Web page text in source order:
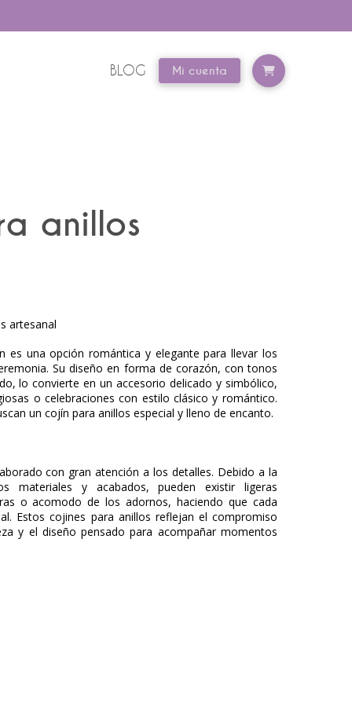
BLOG Mi cuenta
anillos
artesanal
es una opción romántica y elegante para llevar los
Su diseño en forma de corazón, con tonos
lo convierte en un accesorio delicado y simbólico,
o celebraciones con estilo clásico y romántico.
un cojín para anillos especial y lleno de encanto.
con gran atención a los detalles. Debido a la
materiales y acabados, pueden existir ligeras
o acomodo de los adornos, haciendo que cada
Estos cojines para anillos reflejan el compromiso
y el diseño pensado para acompañar momentos